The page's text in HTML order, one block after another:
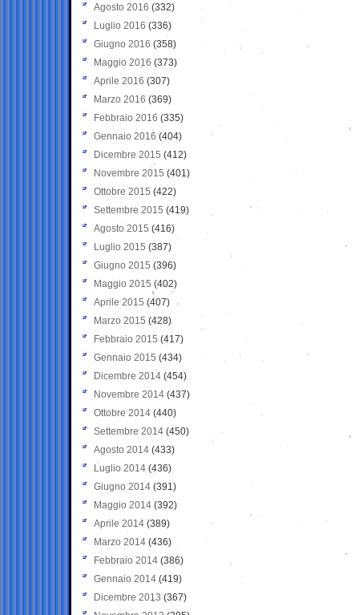
Agosto 2016 (332)
Luglio 2016 (336)
Giugno 2016 (358)
Maggio 2016 (373)
Aprile 2016 (307)
Marzo 2016 (369)
Febbraio 2016 (335)
Gennaio 2016 (404)
Dicembre 2015 (412)
Novembre 2015 (401)
Ottobre 2015 (422)
Settembre 2015 (419)
Agosto 2015 (416)
Luglio 2015 (387)
Giugno 2015 (396)
Maggio 2015 (402)
Aprile 2015 (407)
Marzo 2015 (428)
Febbraio 2015 (417)
Gennaio 2015 (434)
Dicembre 2014 (454)
Novembre 2014 (437)
Ottobre 2014 (440)
Settembre 2014 (450)
Agosto 2014 (433)
Luglio 2014 (436)
Giugno 2014 (391)
Maggio 2014 (392)
Aprile 2014 (389)
Marzo 2014 (436)
Febbraio 2014 (386)
Gennaio 2014 (419)
Dicembre 2013 (367)